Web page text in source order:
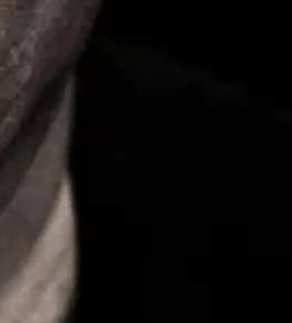
Helsingin huumepoliisin
ja niihin liittyvä rikollisuus räjähti
Mikael Runeberg avaa uransa
Se päätös koitui hänelle
ja Hufvudstadsbladetille. Hänen